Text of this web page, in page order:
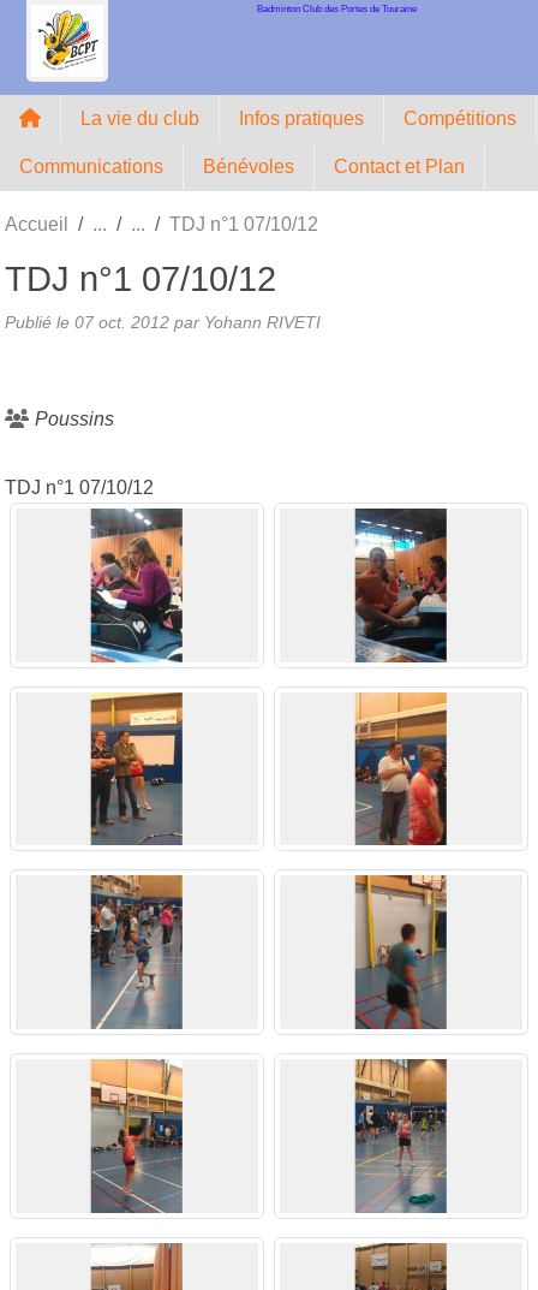
Badminton Club des Portes de Touraine
La vie du club Infos pratiques Compétitions
Communications Bénévoles Contact et Plan
Accueil TDJ n°1 07/10/12
TDJ n°1 07/10/12
Publié le 07 oct. 2012 par Yohann RIVETI
Poussins
TDJ n°1 07/10/12
Panneau de gestion des cookies